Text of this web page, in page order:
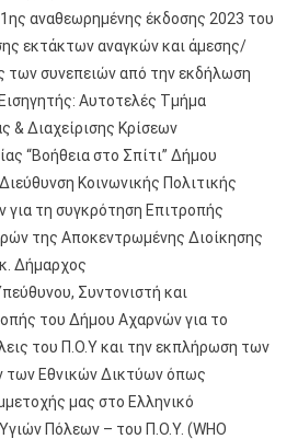
αναθεωρημένης έκδοσης 2023 του
εκτάκτων αναγκών και άμεσης/
των συνεπειών από την εκδήλωση
Αυτοτελές Τμήμα
& Διαχείρισης Κρίσεων
“Βοήθεια στο Σπίτι” Δήμου
Κοινωνικής Πολιτικής
τη συγκρότηση Επιτροπής
της Αποκεντρωμένης Διοίκησης
Δήμαρχος
Συντονιστή και
του Δήμου Αχαρνών για το
του Π.Ο.Υ και την εκπλήρωση των
των Εθνικών Δικτύων όπως
μας στο Ελληνικό
Πόλεων – του Π.Ο.Υ. (WHO